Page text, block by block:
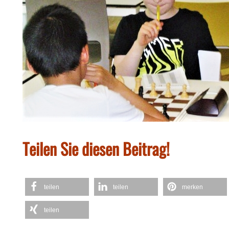
Teilen Sie diesen Beitrag!
teilen teilen merken
teilen